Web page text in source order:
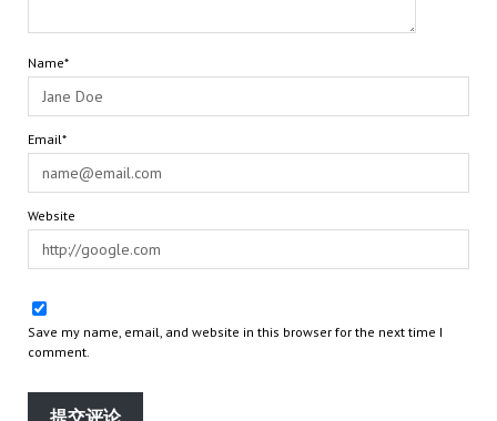
Name*
Email*
Website
Save my name, email, and website in this browser for the next time I
comment.